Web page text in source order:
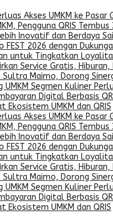
Akses UMKM ke Pasar
Pengguna QRIS Tembus
Inovatif dan Berdaya
FEST 2026 dengan
untuk Tingkatkan
Service Gratis, Hiburan,
Maimo, Dorong
Segmen Kuliner
Digital Berbasis
UMKM dan QRIS
Akses UMKM ke Pasar
Pengguna QRIS Tembus
Inovatif dan Berdaya
FEST 2026 dengan
untuk Tingkatkan
Service Gratis, Hiburan,
Maimo, Dorong
Segmen Kuliner
Digital Berbasis
UMKM dan QRIS